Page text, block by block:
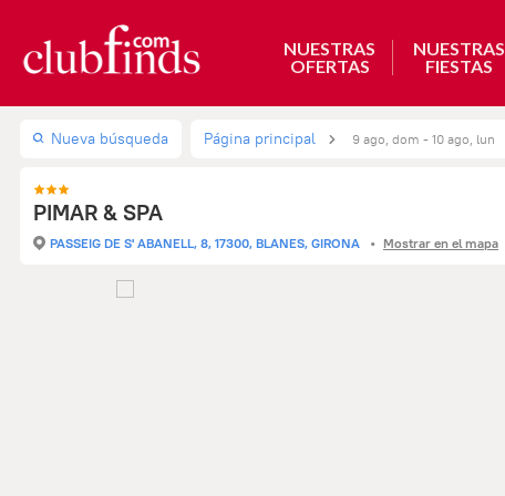
NUESTRAS
OFERTAS
NUESTRAS
FIESTAS
Nueva búsqueda Página principal 9 ago, dom - 10 ago, lun
PIMAR & SPA
PASSEIG DE S' ABANELL, 8, 17300, BLANES, GIRONA Mostrar en el mapa